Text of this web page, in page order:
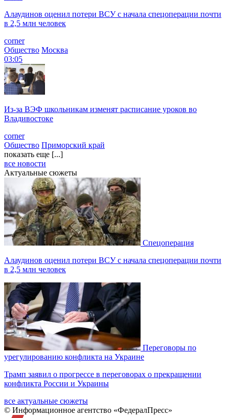
Алаудинов оценил потери ВСУ с начала спецоперации почти
в 2,5 млн человек
corner
Общество Москва
03:05
Из-за ВЭФ школьникам изменят расписание уроков во
Владивостоке
corner
Общество Приморский край
показать еще [...]
все новости
Актуальные сюжеты
Спецоперация
Алаудинов оценил потери ВСУ с начала спецоперации почти
в 2,5 млн человек
Переговоры по
урегулированию конфликта на Украине
Трамп заявил о прогрессе в переговорах о прекращении
конфликта России и Украины
все актуальные сюжеты
© Информационное агентство «ФедералПресс»